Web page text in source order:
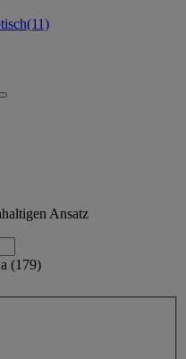
(11)
Ansatz
(179)